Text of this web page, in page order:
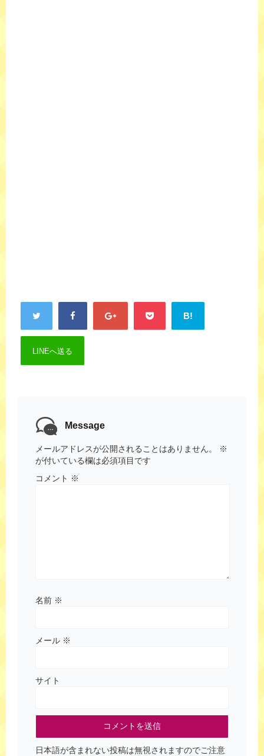
B!
LINEへ送る
Message
メールアドレスが公開されることはありません。
※
が付いている欄は必須項目です
コメント ※
名前 ※
メール ※
サイト
日本語が含まれない投稿は無視されますのでご注意